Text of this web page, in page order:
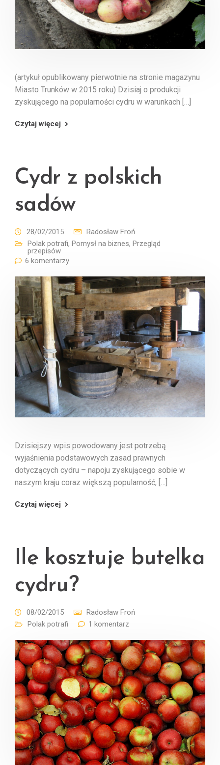
(artykuł opublikowany pierwotnie na stronie magazynu
Miasto Trunków w 2015 roku) Dzisiaj o produkcji
zyskującego na popularności cydru w warunkach […]
Czytaj więcej
Cydr z polskich
sadów
28/02/2015
Radosław Froń
Polak potrafi, Pomysł na biznes, Przegląd
przepisów
6 komentarzy
Dzisiejszy wpis powodowany jest potrzebą
wyjaśnienia podstawowych zasad prawnych
dotyczących cydru – napoju zyskującego sobie w
naszym kraju coraz większą popularność, […]
Czytaj więcej
Ile kosztuje butelka
cydru?
08/02/2015
Radosław Froń
Polak potrafi
1 komentarz